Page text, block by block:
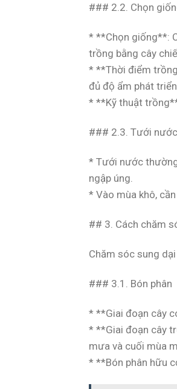
### 2.2. Chọn
* **Chọn giống**:
trồng bằng cây
* **Thời điểm
đủ độ ẩm phát triển.
* **Kỹ thuật
### 2.3. Tưới nước
* Tưới nước
ngập úng.
* Vào mùa khô,
## 3. Cách chăm
Chăm sóc sung
### 3.1. Bón phân
* **Giai đoạn cây
* **Giai đoạn cây
mưa và cuối mùa
* **Bón phân hữu